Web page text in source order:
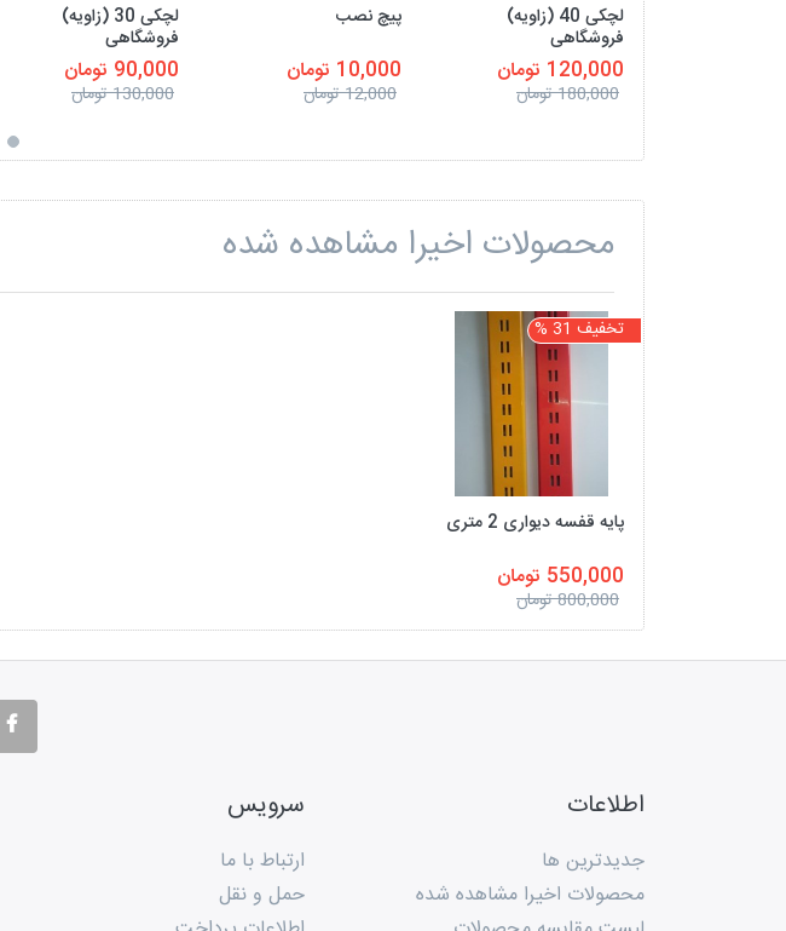
لچکی 40 (زاویه)
فروشگاهی
120,000 تومان
180,000 تومان
پیچ نصب
10,000 تومان
12,000 تومان
لچکی 30 (زاویه)
فروشگاهی
90,000 تومان
130,000 تومان
محصولات اخیرا مشاهده شده
تخفیف 31 %
پایه قفسه دیواری 2 متری
550,000 تومان
800,000 تومان
اطلاعات
جدیدترین ها
محصولات اخیرا مشاهده شده
سرویس
ارتباط با ما
حمل و نقل